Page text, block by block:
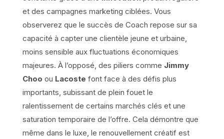
et des campagnes marketing ciblées. Vous
observerez que le succès de Coach repose sur sa
capacité à capter une clientèle jeune et urbaine,
moins sensible aux fluctuations économiques
majeures. À l’opposé, des piliers comme Jimmy
Choo ou Lacoste font face à des défis plus
importants, subissant de plein fouet le
ralentissement de certains marchés clés et une
saturation temporaire de l’offre. Cela démontre que
même dans le luxe, le renouvellement créatif est